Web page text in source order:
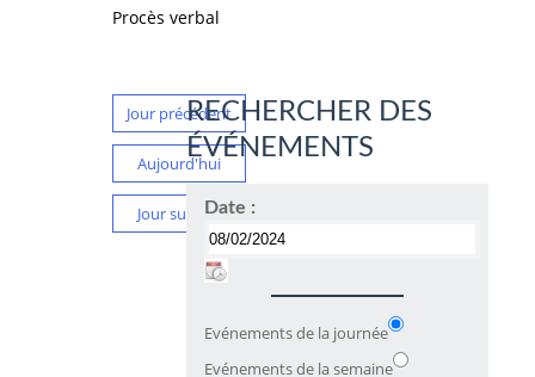
Procès verbal
Jour précédent
Aujourd'hui
Jour suivant
RECHERCHER DES
ÉVÉNEMENTS
Date :
Evénements de la journée
Evénements de la semaine